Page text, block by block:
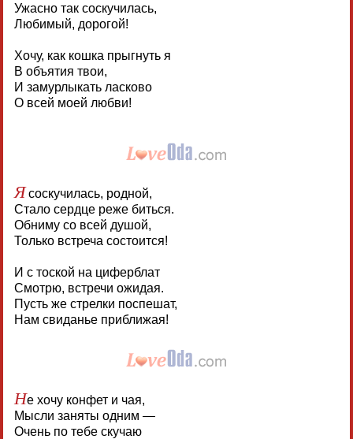
Ужасно так соскучилась,
Любимый, дорогой!
Хочу, как кошка прыгнуть я
В объятия твои,
И замурлыкать ласково
О всей моей любви!
Ясоскучилась, родной,
Стало сердце реже биться.
Обниму со всей душой,
Только встреча состоится!
И с тоской на циферблат
Смотрю, встречи ожидая.
Пусть же стрелки поспешат,
Нам свиданье приближая!
Не хочу конфет и чая,
Мысли заняты одним —
Очень по тебе скучаю